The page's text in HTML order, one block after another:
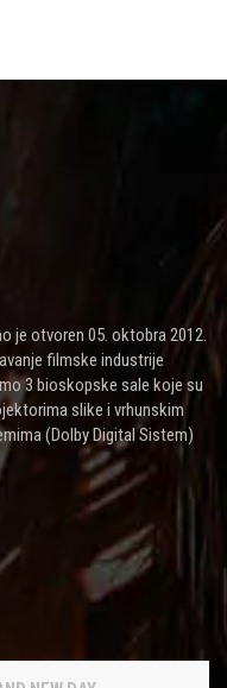
je otvoren 05. oktobra 2012.
filmske industrije
3 bioskopske sale koje su
slike i vrhunskim
(Dolby Digital Sistem)